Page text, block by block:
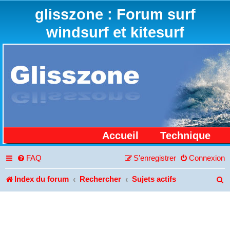
glisszone : Forum surf
windsurf et kitesurf
Accueil Technique
FAQ Connexion
S’enregistrer
Index du forum Rechercher Sujets actifs